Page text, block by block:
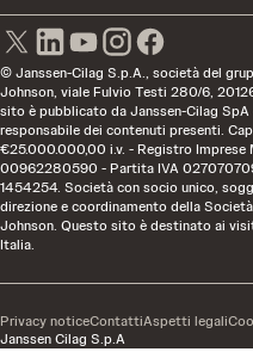
© Janssen-Cilag S.p.A., società del
Johnson, viale Fulvio Testi 280/6,
sito è pubblicato da Janssen-Cilag SpA
responsabile dei contenuti presenti.
€25.000.000,00 i.v. - Registro Imprese
00962280590 - Partita IVA
1454254. Società con socio unico,
direzione e coordinamento della
Johnson. Questo sito è destinato ai
Italia.
Janssen Cilag S.p.A
Privacy noticeContattiAspetti legali